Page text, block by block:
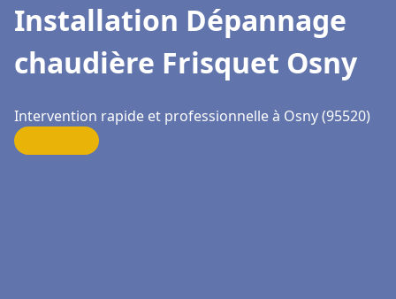
Installation Dépannage
chaudière Frisquet Osny
Intervention rapide et professionnelle à Osny (95520)